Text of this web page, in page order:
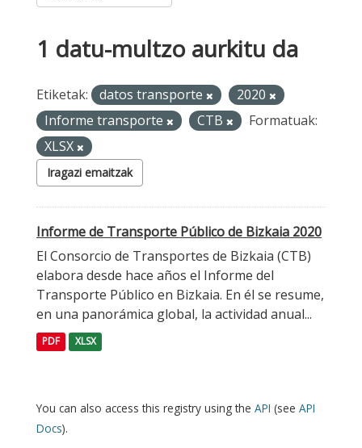
1 datu-multzo aurkitu da
Etiketak: datos transporte
2020
Informe transporte
CTB
Formatuak:
XLSX
Iragazi emaitzak
Informe de Transporte Público de Bizkaia 2020
El Consorcio de Transportes de Bizkaia (CTB)
elabora desde hace años el Informe del
Transporte Público en Bizkaia. En él se resume,
en una panorámica global, la actividad anual...
PDF XLSX
You can also access this registry using the API (see API
Docs).